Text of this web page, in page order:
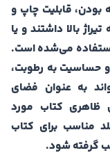
بودن، قابلیت چاپ و
بالا داشتند و یا
می‌شده است.
و حساسیت به رطوبت،
به عنوان فضای
ظاهری کتاب مورد
مناسب برای کتاب
گرفته شود.